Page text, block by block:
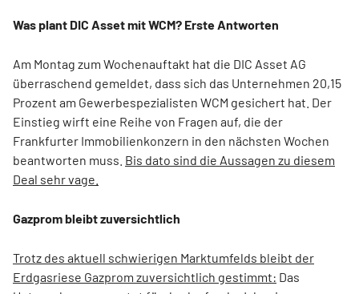
Was plant DIC Asset mit WCM? Erste Antworten
Am Montag zum Wochenauftakt hat die DIC Asset AG
überraschend gemeldet, dass sich das Unternehmen 20,15
Prozent am Gewerbespezialisten WCM gesichert hat. Der
Einstieg wirft eine Reihe von Fragen auf, die der
Frankfurter Immobilienkonzern in den nächsten Wochen
beantworten muss. Bis dato sind die Aussagen zu diesem
Deal sehr vage.
Gazprom bleibt zuversichtlich
Trotz des aktuell schwierigen Marktumfelds bleibt der
Erdgasriese Gazprom zuversichtlich gestimmt: Das